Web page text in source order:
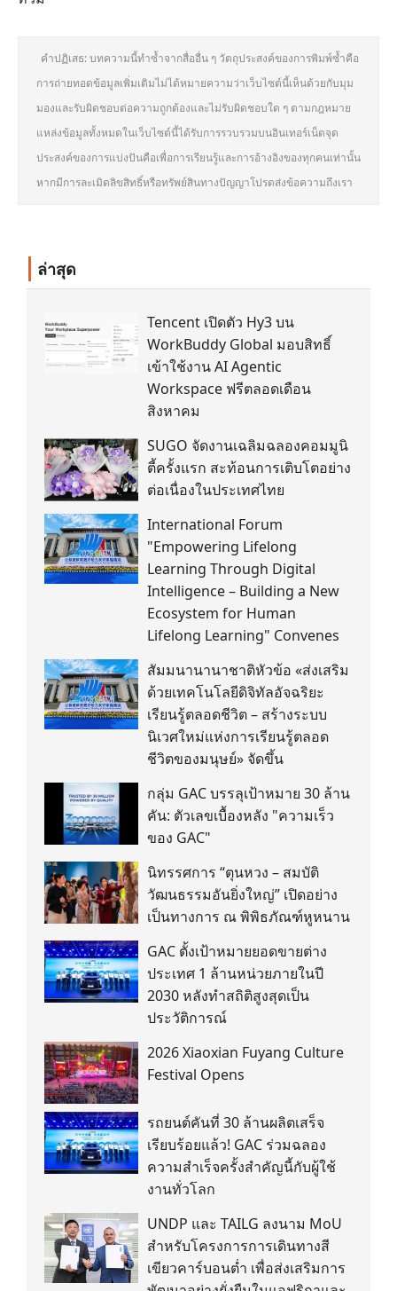
คำปฏิเสธ: บทความนี้ทำซ้ำจากสื่ออื่น ๆ วัตถุประสงค์ของการพิมพ์ซ้ำคือ
การถ่ายทอดข้อมูลเพิ่มเติมไม่ได้หมายความว่าเว็บไซต์นี้เห็นด้วยกับมุม
มองและรับผิดชอบต่อความถูกต้องและไม่รับผิดชอบใด ๆ ตามกฎหมาย
แหล่งข้อมูลทั้งหมดในเว็บไซต์นี้ได้รับการรวบรวมบนอินเทอร์เน็ตจุด
ประสงค์ของการแบ่งปันคือเพื่อการเรียนรู้และการอ้างอิงของทุกคนเท่านั้น
หากมีการละเมิดลิขสิทธิ์หรือทรัพย์สินทางปัญญาโปรดส่งข้อความถึงเรา
ล่าสุด
Tencent เปิดตัว Hy3 บน
WorkBuddy Global มอบสิทธิ์
เข้าใช้งาน AI Agentic
Workspace ฟรีตลอดเดือน
สิงหาคม
SUGO จัดงานเฉลิมฉลองคอมมูนิ
ตี้ครั้งแรก สะท้อนการเติบโตอย่าง
ต่อเนื่องในประเทศไทย
International Forum
"Empowering Lifelong
Learning Through Digital
Intelligence – Building a New
Ecosystem for Human
Lifelong Learning" Convenes
สัมมนานานาชาติหัวข้อ «ส่งเสริม
ด้วยเทคโนโลยีดิจิทัลอัจฉริยะ
เรียนรู้ตลอดชีวิต – สร้างระบบ
นิเวศใหม่แห่งการเรียนรู้ตลอด
ชีวิตของมนุษย์» จัดขึ้น
กลุ่ม GAC บรรลุเป้าหมาย 30 ล้าน
คัน: ตัวเลขเบื้องหลัง "ความเร็ว
ของ GAC"
นิทรรศการ “ตุนหวง – สมบัติ
วัฒนธรรมอันยิ่งใหญ่” เปิดอย่าง
เป็นทางการ ณ พิพิธภัณฑ์หูหนาน
GAC ตั้งเป้าหมายยอดขายต่าง
ประเทศ 1 ล้านหน่วยภายในปี
2030 หลังทำสถิติสูงสุดเป็น
ประวัติการณ์
2026 Xiaoxian Fuyang Culture
Festival Opens
รถยนต์คันที่ 30 ล้านผลิตเสร็จ
เรียบร้อยแล้ว! GAC ร่วมฉลอง
ความสำเร็จครั้งสำคัญนี้กับผู้ใช้
งานทั่วโลก
UNDP และ TAILG ลงนาม MoU
สำหรับโครงการการเดินทางสี
เขียวคาร์บอนต่ำ เพื่อส่งเสริมการ